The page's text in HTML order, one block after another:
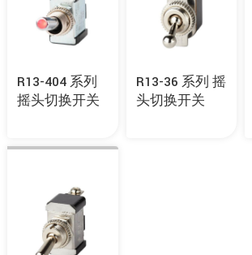
R13-404 系列
摇头切换开关
R13-36 系列 摇
头切换开关